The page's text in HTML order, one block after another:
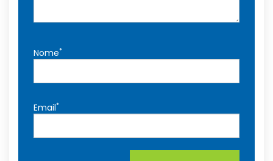
Nome*
Email*